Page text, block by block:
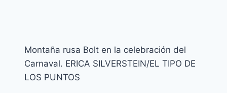
Montaña rusa Bolt en la celebración del
Carnaval. ERICA SILVERSTEIN/EL TIPO DE
LOS PUNTOS